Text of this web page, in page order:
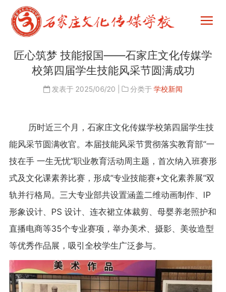
匠心筑梦 技能报国——石家庄文化传媒学
校第四届学生技能风采节圆满成功
发表于 2025/06/20 分类于 学校新闻
历时近三个月，石家庄文化传媒学校第四届学生技
能风采节圆满收官。本届技能风采节贯彻落实教育部“一
技在手 一生无忧”职业教育活动周主题，首次纳入班赛形
式及文化课素养比赛，形成“专业技能赛+文化素养展”双
轨并行格局。三大专业部共设置涵盖二维动画制作、IP
形象设计、PS 设计、连衣裙立体裁剪、母婴养老照护和
直播电商等35个专业赛项，举办美术、摄影、美妆造型
等优秀作品展，吸引全校学生广泛参与。